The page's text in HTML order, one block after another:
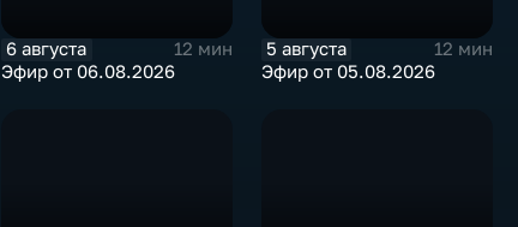
6 августа
12 мин
Эфир от 06.08.2026
5 августа
12 мин
Эфир от 05.08.2026